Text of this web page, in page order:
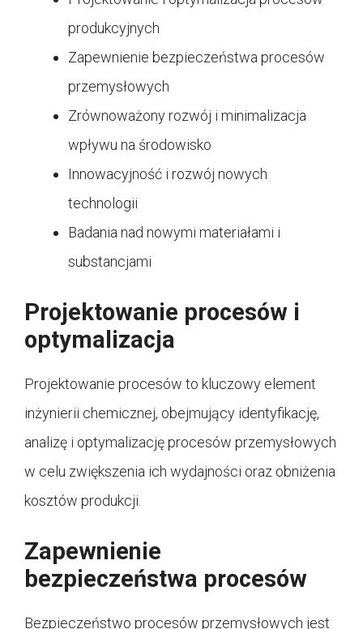
produkcyjnych
Zapewnienie bezpieczeństwa procesów
przemysłowych
Zrównoważony rozwój i minimalizacja
wpływu na środowisko
Innowacyjność i rozwój nowych
technologii
Badania nad nowymi materiałami i
substancjami
Projektowanie procesów i
optymalizacja
Projektowanie procesów to kluczowy element
inżynierii chemicznej, obejmujący identyfikację,
analizę i optymalizację procesów przemysłowych
w celu zwiększenia ich wydajności oraz obniżenia
kosztów produkcji.
Zapewnienie
bezpieczeństwa procesów
Bezpieczeństwo procesów przemysłowych jest